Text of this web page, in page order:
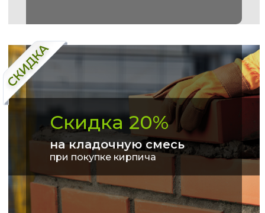
Скидка 20%
на кладочную смесь
при покупке кирпича